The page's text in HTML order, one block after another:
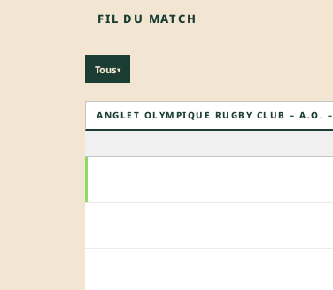
FIL DU MATCH
Tous▾
ANGLET OLYMPIQUE RUGBY CLUB – A.O. –